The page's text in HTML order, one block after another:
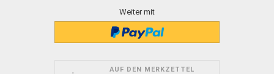
Weiter mit
AUF DEN MERKZETTEL